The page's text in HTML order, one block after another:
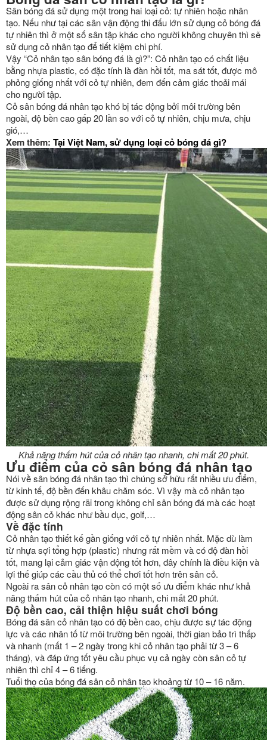
Sân bóng đá sử dụng một trong hai loại cỏ: tự nhiên hoặc nhân
tạo. Nếu như tại các sân vận động thi đấu lớn sử dụng cỏ bóng đá
tự nhiên thì ở một số sân tập khác cho người không chuyên thì sẽ
sử dụng cỏ nhân tạo để tiết kiệm chi phí.
Vậy “Cỏ nhân tạo sân bóng đá là gì?”: Cỏ nhân tạo có chất liệu
bằng nhựa plastic, có đặc tính là đàn hồi tốt, ma sát tốt, được mô
phỏng giống nhất với cỏ tự nhiên, đem đến cảm giác thoải mái
cho người tập.
Cỏ sân bóng đá nhân tạo khó bị tác động bởi môi trường bên
ngoài, độ bền cao gấp 20 lần so với cỏ tự nhiên, chịu mưa, chịu
gió,…
Xem thêm: Tại Việt Nam, sử dụng loại cỏ bóng đá gì?
Khả năng thấm hút của cỏ nhân tạo nhanh, chi mất 20 phút.
Ưu điểm của cỏ sân bóng đá nhân tạo
Nói về sân bóng đá nhân tạo thì chúng sở hữu rất nhiều ưu điểm,
từ kinh tế, độ bền đến khâu chăm sóc. Vì vậy mà cỏ nhân tạo
được sử dụng rộng rãi trong không chỉ sân bóng đá mà các hoạt
động sân cỏ khác như bầu dục, golf,…
Về đặc tính
Cỏ nhân tạo thiết kế gần giống với cỏ tự nhiên nhất. Mặc dù làm
từ nhựa sợi tổng hợp (plastic) nhưng rất mềm và có độ đàn hồi
tốt, mang lại cảm giác vận động tốt hơn, đây chính là điều kiện và
lợi thế giúp các cầu thủ có thể chơi tốt hơn trên sân cỏ.
Ngoài ra sân cỏ nhân tạo còn có một số ưu điểm khác như khả
năng thấm hút của cỏ nhân tạo nhanh, chi mất 20 phút.
Độ bền cao, cải thiện hiệu suất chơi bóng
Bóng đá sân cỏ nhân tạo có độ bền cao, chịu được sự tác động
lực và các nhân tố từ môi trường bên ngoài, thời gian bảo trì thấp
và nhanh (mất 1 – 2 ngày trong khi cỏ nhân tạo phải từ 3 – 6
tháng), và đáp ứng tốt yêu cầu phục vụ cả ngày còn sân cỏ tự
nhiên thì chỉ 4 – 6 tiếng.
Tuổi thọ của bóng đá sân cỏ nhân tạo khoảng từ 10 – 16 năm.